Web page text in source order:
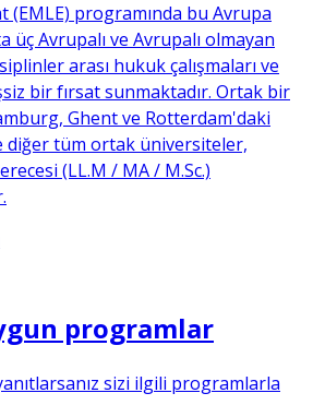
(EMLE) programında bu Avrupa
üç Avrupalı ​​ve Avrupalı ​​olmayan
arası hukuk çalışmaları ve
bir fırsat sunmaktadır. Ortak bir
Ghent ve Rotterdam'daki
diğer tüm ortak üniversiteler,
(LL.M / MA / M.Sc.)
programlar
sizi ilgili programlarla